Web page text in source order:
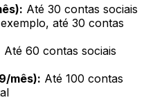
Até 30 contas sociais
até 30 contas
Até 60 contas sociais
mês): Até 100 contas